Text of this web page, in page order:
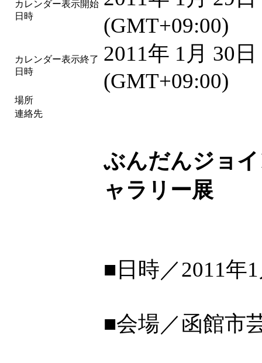
カレンダー表示開始
日時
(GMT+09:00)
カレンダー表示終了
日時
2011年 1月 30
(GMT+09:00)
場所
連絡先
ぶんだんジョ
ャラリー展
■日時／2011年
■会場／函館市